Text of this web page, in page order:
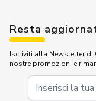
Resta
Iscriviti alla Newsletter di
nostre promozioni e